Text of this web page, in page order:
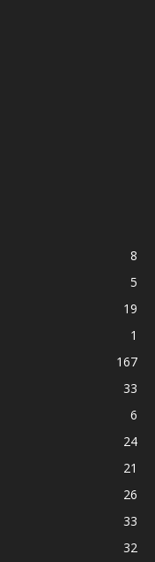
8
5
19
1
167
33
6
24
21
26
33
32